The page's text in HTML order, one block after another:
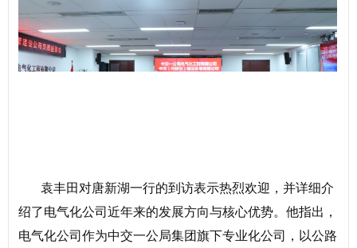
袁丰田对唐新湖一行的到访表示热烈欢迎，并详细介
绍了电气化公司近年来的发展方向与核心优势。他指出，
电气化公司作为中交一公局集团旗下专业化公司，以公路